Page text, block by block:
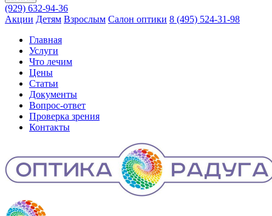
(929) 632-94-36
Акции Детям Взрослым Салон оптики 8 (495) 524-31-98
Главная
Услуги
Что лечим
Цены
Статьи
Документы
Вопрос‑ответ
Проверка зрения
Контакты